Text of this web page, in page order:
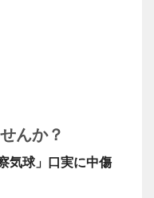
んか？
気球」口実に中傷